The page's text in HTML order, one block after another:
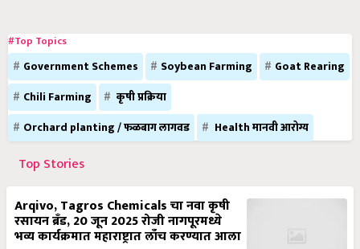
#Top Topics
Government Schemes Soybean Farming
Goat Rearing
Chili Farming
कृषी प्रक्रिया
Orchard planting / फळबाग लागवड
Health मानवी आरोग्य
Top Stories
Arqivo, Tagros Chemicals चा नवा कृषी
रसायन ब्रँड, 20 जून 2025 रोजी नागपूरमध्ये
भव्य कार्यक्रमात महाराष्ट्रात लाँच करण्यात आला